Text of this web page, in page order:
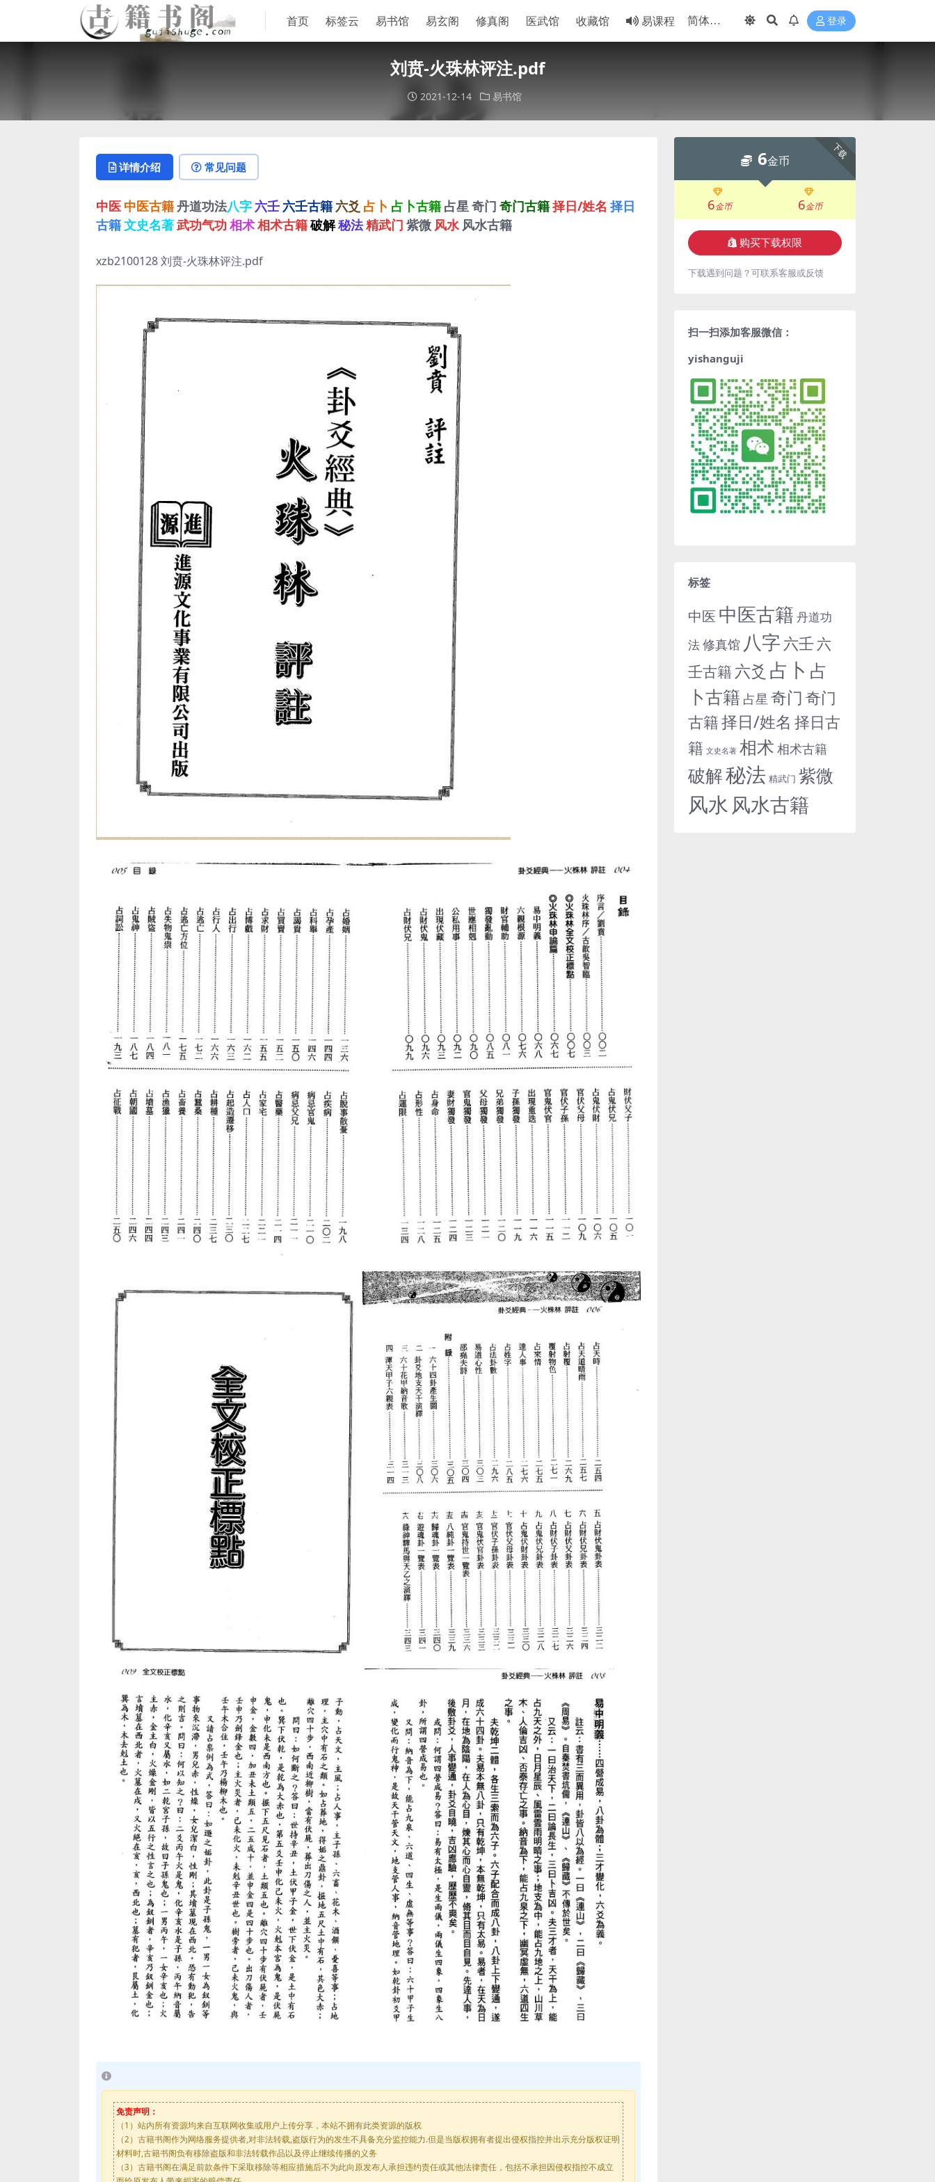
首页 标签云 易书馆 易玄阁 修真阁 医武馆 收藏馆 易课程 登录
刘贲-火珠林评注.pdf
2021-12-14 易书馆
详情介绍 常见问题
中医 中医古籍丹道功法八字 六壬 六壬古籍 六爻 占卜 占卜古籍 占星奇门 奇门古籍择日/姓名 择日
古籍文史名著武功气功 相术相术古籍破解秘法精武门 紫微 风水 风水古籍
xzb2100128 刘贲-火珠林评注.pdf
免责声明：
（1）站内所有资源均来自互联网收集或用户上传分享，本站不拥有此类资源的版权
（2）古籍书阁作为网络服务提供者,对非法转载,盗版行为的发生不具备充分监控能力.但是当版权拥有者提出侵权指控并出示充分版权证明
材料时,古籍书阁负有移除盗版和非法转载作品以及停止继续传播的义务
（3）古籍书阁在满足前款条件下采取移除等相应措施后不为此向原发布人承担违约责任或其他法律责任，包括不承担因侵权指控不成立
下载
6金币
6金币 6金币
购买下载权限
下载遇到问题？可联系客服或反馈
扫一扫添加客服微信：
yishanguji
标签
中医 中医古籍 丹道功
法修真馆 八字 六壬 六
壬古籍 六爻 占卜 占
卜古籍 占星 奇门 奇门
古籍择日/姓名 择日古
籍 文史名著 相术 相术古籍
破解秘法 精武门 紫微
风水 风水古籍